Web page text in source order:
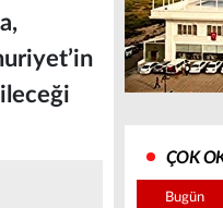
ÇOK
Bugün